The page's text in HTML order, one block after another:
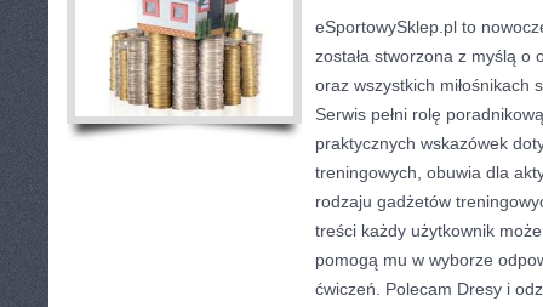
eSportowySklep.pl to
została stworzona z myślą o
oraz wszystkich miłośnikach
Serwis pełni rolę
praktycznych wskazówek
treningowych, obuwia dla
rodzaju gadżetów
treści każdy użytkownik
pomogą mu w wyborze
ćwiczeń. Polecam Dresy i